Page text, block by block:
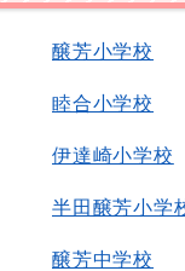
醸芳小学校
睦合小学校
伊達崎小学校
半田醸芳小学
醸芳中学校